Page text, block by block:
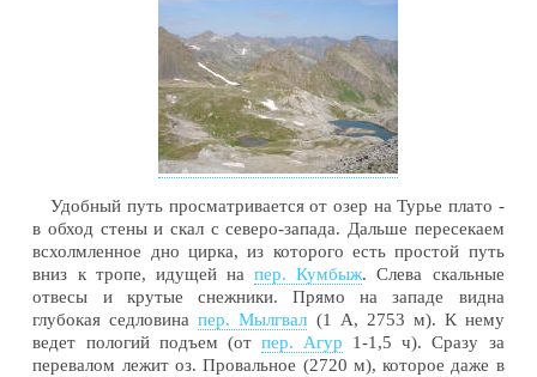
Удобный путь просматривается от озер на Турье плато -
в обход стены и скал с северо-запада. Дальше пересекаем
всхолмленное дно цирка, из которого есть простой путь
вниз к тропе, идущей напер. Кумбыж. Слева скальные
отвесы и крутые снежники. Прямо на западе видна
глубокая седловинапер. Мылгвал (1 А, 2753 м). К нему
ведет пологий подъем (от пер. Агур 1-1,5 ч). Сразу за
перевалом лежит оз. Провальное (2720 м), которое даже в